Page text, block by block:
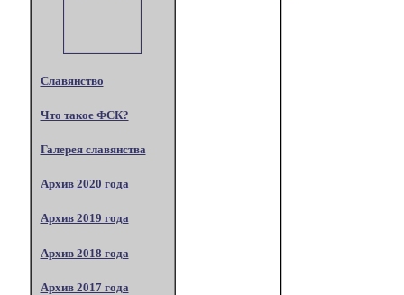
Славянство
Что такое ФСК?
Галерея славянства
Архив 2020 года
Архив 2019 года
Архив 2018 года
Архив 2017 года